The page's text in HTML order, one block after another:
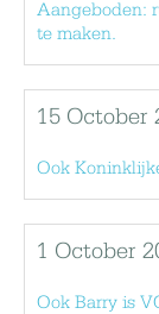
Aangeboden:
te maken.
15 October
Ook
1 October
Ook Barry is